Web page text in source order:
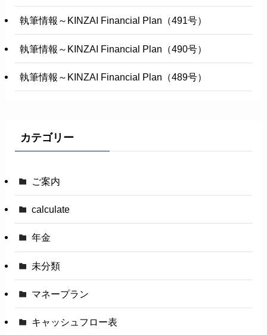
執筆情報～KINZAI Financial Plan（491号）
執筆情報～KINZAI Financial Plan（490号）
執筆情報～KINZAI Financial Plan（489号）
カテゴリー
ご案内
calculate
年金
未分類
マネープラン
キャッシュフロー表